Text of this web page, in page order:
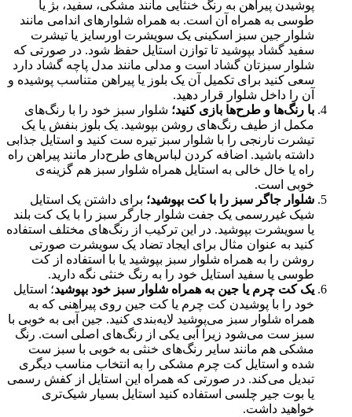
پوشیدن پیراهن به رنگ خنثایی مانند مشکی، سفید، بژ یا
طوسی به همراه آن است. به همراه شلوارهای اندامی مانند
شلوار جین سبز اسکینی یک سویشرت اورسایز یا تیشرت
سفید گشاد بپوشید تا توازن استایل حفظ شود. در صورتی که
شلوار سبزتان گشاد است و مدلی مانند مدل پاچه گشاد دارد
سعی کنید برای تکمیل آن یک بلوز یا پیراهن متناسب پوشیده و
آن را داخل شلوار قرار دهید.
با رنگ‌ها و طرح‌ها بازی کنید؛ شلوار سبز خود را با رنگ‌های
مکمل از طیف رنگ‌های روشن بپوشید. یک بلوز بنفش یا یک
تیشرت نارنجی را با شلوار سبز تیره ست کنید و استایل جذابی
داشته باشید. اضافه کردن لباس‌های طرح‌دار مانند پیراهن راه
راه یا خال‌ خالی به استایل همراه شلوار سبز هم گزینه‌ی
خوبی است.
شلوار جاگر سبز را با کت بپوشید؛ برای داشتن یک استایل
شیک غیررسمی یک جفت شلوار جارگر سبز را با یک کت بلند
یا سویشرت بپوشید. در این ترکیب از رنگ‌های مختلف استفاده
کنید به عنوان مثال برای ایجاد تضاد یک سویشرت صورتی
روشن را به همراه شلوار سبز بپوشید یا با استفاده از کت
طوسی یا سفید استایل خود را به رنگ خنثی نگه دارید.
یک کت چرم یا جین به همراه شلوار سبز خود بپوشید؛ استایل
خود را با پوشیدن کت چرم یا کت جین روی پیراهنی که به
همراه شلوار سبز می‌پوشید لایه‌بندی کنید. جین آبی به خوبی با
سبز ست می‌شود زیرا آبی یکی از رنگ‌های اصلی است. رنگ
مشکی هم مانند سایر رنگ‌های خنثی به خوبی با سبز ست
شده و استایل کت چرم مشکی را به انتخاب مناسب دیگری
تبدیل می‌کند. در صورتی که همراه این استایل از کفش رسمی
یا بوت جیر چلسی استفاده کنید استایل بسیار شیک‌تری
خواهید داشت.